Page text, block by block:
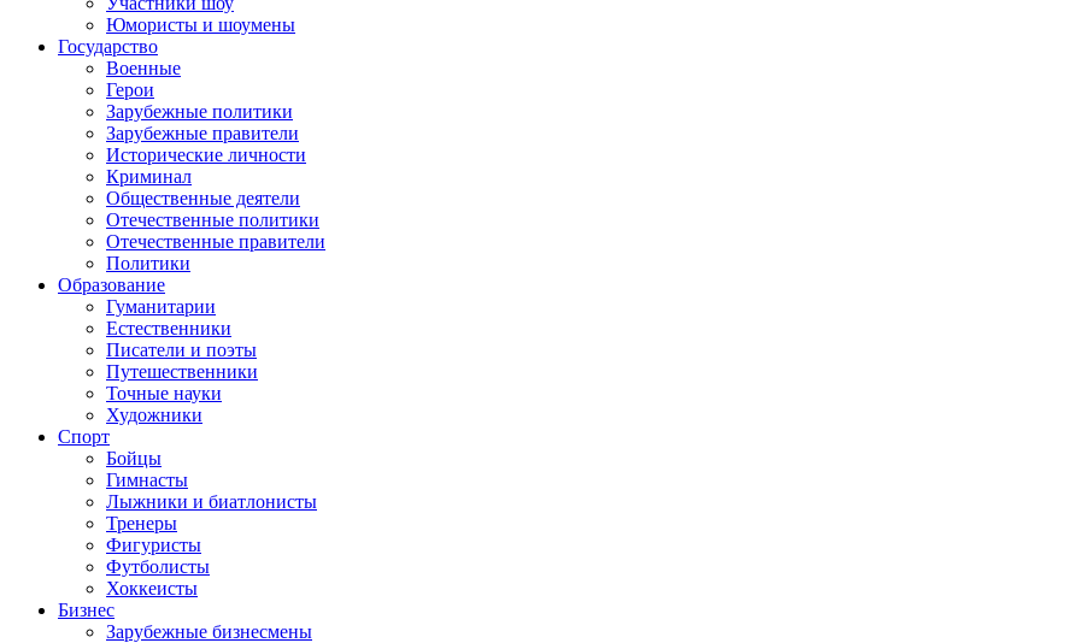
Юмористы и шоумены
Государство
Военные
Герои
Зарубежные политики
Зарубежные правители
Исторические личности
Криминал
Общественные деятели
Отечественные политики
Отечественные правители
Политики
Образование
Гуманитарии
Естественники
Писатели и поэты
Путешественники
Точные науки
Художники
Спорт
Бойцы
Гимнасты
Лыжники и биатлонисты
Тренеры
Фигуристы
Футболисты
Хоккеисты
Бизнес
Зарубежные бизнесмены